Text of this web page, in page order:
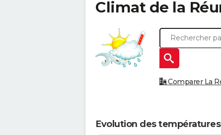
Climat de la
Comparer La
Evolution des